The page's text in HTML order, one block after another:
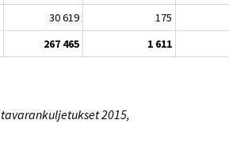
30 619
175
267 465 1 611
2015,